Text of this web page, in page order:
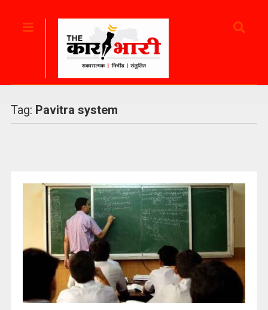
Tag: Pavitra system